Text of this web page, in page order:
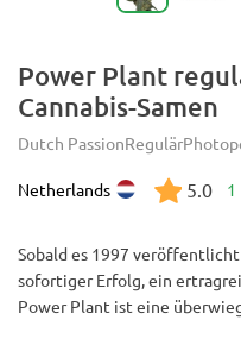
Power Plant
Cannabis-Samen
Dutch PassionRegulär
Netherlands 5.0 1
Sobald es 1997
sofortiger Erfolg, ein
Power Plant ist eine
die Originalversion ist nur